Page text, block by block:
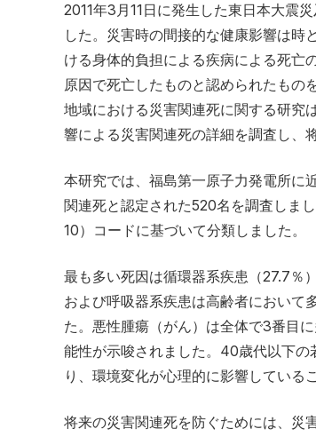
2011年3月11日に発生した東日本大震
した。災害時の間接的な健康影響は時
ける身体的負担による疾病による死亡
原因で死亡したものと認められたもの
地域における災害関連死に関する研究
響による災害関連死の詳細を調査し、
本研究では、福島第一原子力発電所に
関連死と認定された520名を調査しま
10）コードに基づいて分類しました。
最も多い死因は循環器系疾患（27.7％
および呼吸器系疾患は高齢者において
た。悪性腫瘍（がん）は全体で3番目
能性が示唆されました。40歳代以下
り、環境変化が心理的に影響している
将来の災害関連死を防ぐためには、災